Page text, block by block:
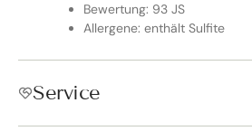
Bewertung: 93 JS
Allergene: enthält Sulfite
Service